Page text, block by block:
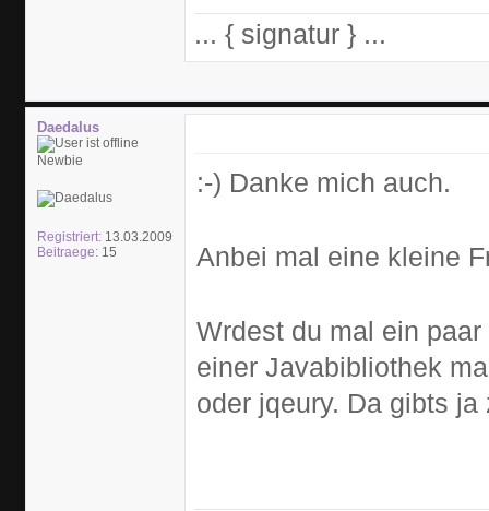
... { signatur } ...
Daedalus
Newbie
Registriert: 13.03.2009
Beitraege: 15
:-) Danke mich auch.
Anbei mal eine kleine
Wrdest du mal ein
einer Javabibliothek
oder jqeury. Da gibts